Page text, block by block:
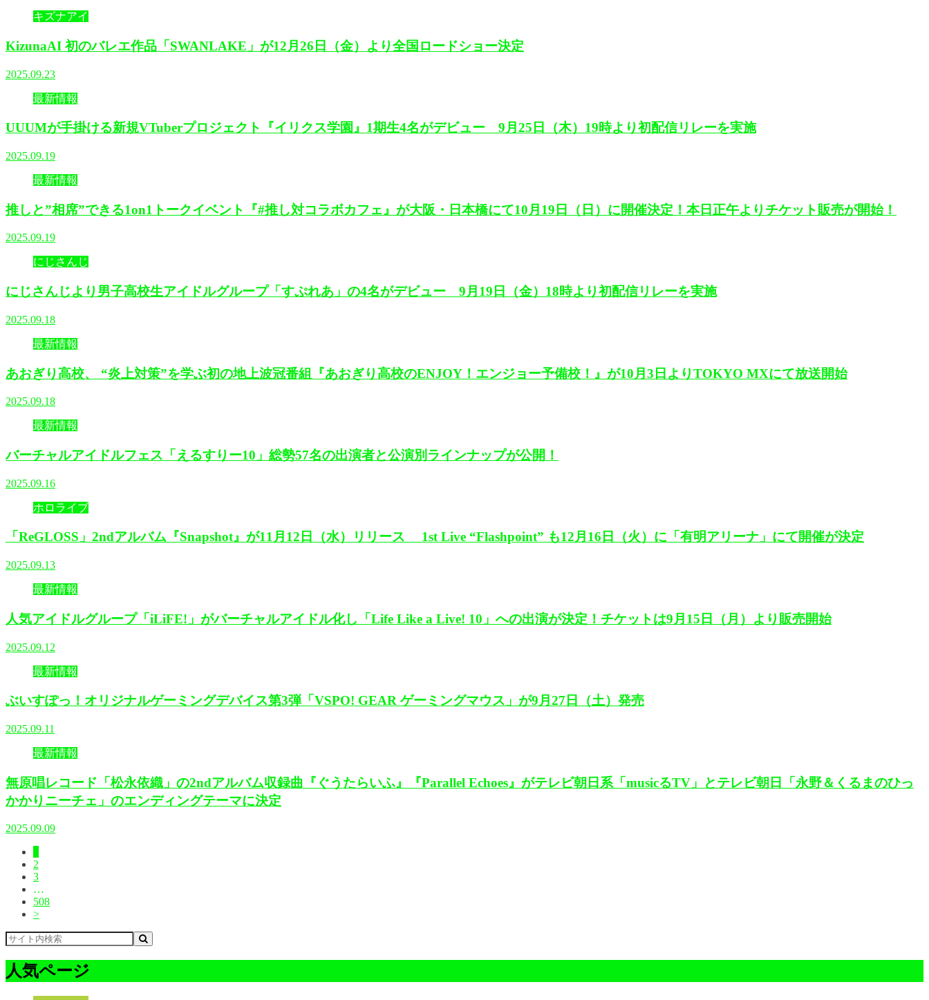
キズナアイ
KizunaAI 初のバレエ作品「SWANLAKE」が12月26日（金）より全国ロードショー決定
2025.09.23
最新情報
UUUMが手掛ける新規VTuberプロジェクト『イリクス学園』1期生4名がデビュー 9月25日（木）19時より初配信リレーを実施
2025.09.19
最新情報
推しと”相席”できる1on1トークイベント『#推し対コラボカフェ』が大阪・日本橋にて10月19日（日）に開催決定！本日正午よりチケット販売が開始！
2025.09.19
にじさんじ
にじさんじより男子高校生アイドルグループ「すぷれあ」の4名がデビュー 9月19日（金）18時より初配信リレーを実施
2025.09.18
最新情報
あおぎり高校、 “炎上対策”を学ぶ初の地上波冠番組『あおぎり高校のENJOY！エンジョー予備校！』が10月3日よりTOKYO MXにて放送開始
2025.09.18
最新情報
バーチャルアイドルフェス「えるすりー10」総勢57名の出演者と公演別ラインナップが公開！
2025.09.16
ホロライブ
「ReGLOSS」2ndアルバム『Snapshot』が11月12日（水）リリース 1st Live “Flashpoint” も12月16日（火）に「有明アリーナ」にて開催が決定
2025.09.13
最新情報
人気アイドルグループ「iLiFE!」がバーチャルアイドル化し「Life Like a Live! 10」への出演が決定！チケットは9月15日（月）より販売開始
2025.09.12
最新情報
ぶいすぽっ！オリジナルゲーミングデバイス第3弾「VSPO! GEAR ゲーミングマウス」が9月27日（土）発売
2025.09.11
最新情報
無原唱レコード「松永依織」の2ndアルバム収録曲『ぐうたらいふ』『Parallel Echoes』がテレビ朝日系「musicるTV」とテレビ朝日「永野＆くるまのひっ
かかりニーチェ」のエンディングテーマに決定
2025.09.09
2
3
…
508
>
人気ページ